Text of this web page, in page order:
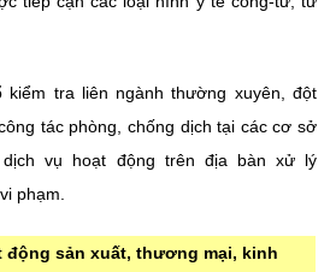
kiểm tra liên ngành thường xuyên, đột
tác phòng, chống dịch tại các cơ sở
vụ hoạt động trên địa bàn xử lý
phạm.
động sản xuất, thương mại, kinh